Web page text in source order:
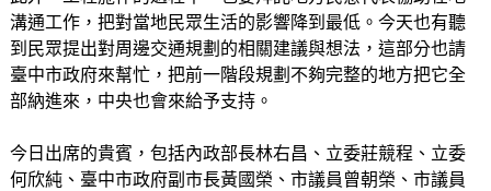
溝通工作，把對當地民眾生活的影響降到最低。今天也有聽
到民眾提出對周邊交通規劃的相關建議與想法，這部分也請
臺中市政府來幫忙，把前一階段規劃不夠完整的地方把它全
部納進來，中央也會來給予支持。
今日出席的貴賓，包括內政部長林右昌、立委莊競程、立委
何欣純、臺中市政府副市長黃國榮、市議員曾朝榮、市議員